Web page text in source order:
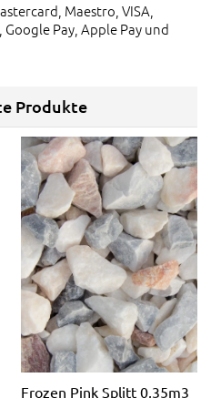
Maestro, VISA,
Pay, Apple Pay und
Produkte
Frozen Pink Splitt 0,35m3